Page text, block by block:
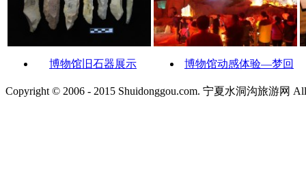
博物馆旧石器展示 博物馆动感体验—梦回
Copyright © 2006 - 2015 Shuidonggou.com. 宁夏水洞沟旅游网 All